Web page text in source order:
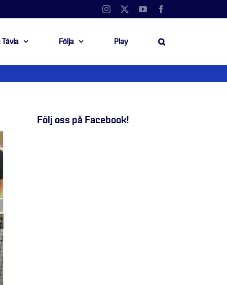
Instagram YouTube
Tävla Följa Play
Följ oss på Facebook!